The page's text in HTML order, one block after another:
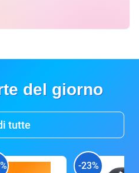
del giorno
tutte
-23%